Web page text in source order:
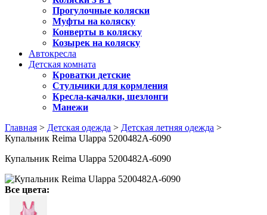
Прогулочные коляски
Муфты на коляску
Конверты в коляску
Козырек на коляску
Автокресла
Детская комната
Кроватки детские
Стульчики для кормления
Кресла-качалки, шезлонги
Манежи
Главная > Детская одежда > Детская летняя одежда >
Купальник Reima Ulappa 5200482A-6090
Купальник Reima Ulappa 5200482A-6090
Все цвета: